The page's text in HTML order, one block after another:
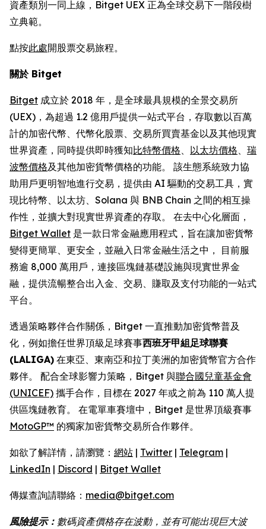
資產類別一同上線，Bitget UEX 正為全球交易下一階段樹
立典範。
點按此處開股票交易旅程。
關於 Bitget
Bitget 成立於 2018 年，是全球最具規模的全景交易所
(UEX)，為超過 1.2 億用戶提供一站式平台，存取數以百萬
計的加密代幣、代幣化股票、交易所買賣基金以及其他現實
世界資產，同時提供即時獲知比特幣價格 以太坊價格
瑞
波幣價格及其他加密貨幣價格的功能。 該生態系統致力協
助用戶更明智地進行交易，提供由 AI 驅動的交易工具，實
現比特幣、以太坊、Solana 與 BNB Chain 之間的相互操
作性，並擴大對現實世界資產的存取。 在去中心化層面，
Bitget Wallet 是一款日常金融應用程式，旨在讓加密貨幣
變得更簡單、更安全，並融入日常金融生活之中， 目前服
務逾 8,000 萬用戶，連接區塊鏈基礎設施與現實世界金
融，提供流暢整合出入金、交易、賺取及支付功能的一站式
平台。
透過策略夥伴合作關係，Bitget 一直推動加密貨幣普及
化，例如擔任世界頂級足球賽事西班牙甲組足球聯賽
(LALIGA) 在東亞、東南亞和拉丁美洲的加密貨幣官方合作
夥伴。 配合全球影響力策略，Bitget 與聯合國兒童基金會
(UNICEF) 攜手合作，目標在 2027 年或之前為 110 萬人提
供區塊鏈教育。 在電單車賽壇中，Bitget 是世界頂級賽事
MotoGP™ 的獨家加密貨幣交易所合作夥伴。
如欲了解詳情，請瀏覽： 網站 | Twitter | Telegram |
LinkedIn | Discord | Bitget Wallet
傳媒查詢請聯絡： media@bitget.com
風險提示： 數碼資產價格存在波動，並有可能出現巨大波